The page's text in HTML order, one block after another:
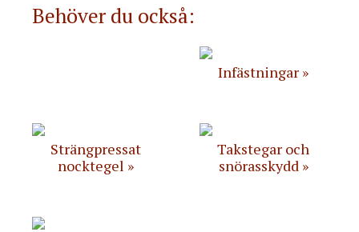
Behöver du också:
Infästningar
Strängpressat
nocktegel
Takstegar och
snörasskydd